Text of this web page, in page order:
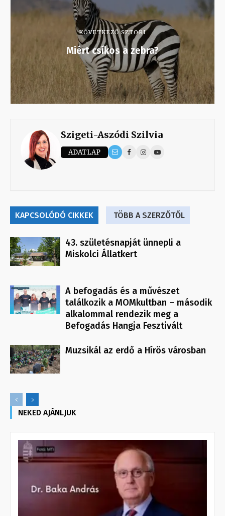
KÖVETKEZŐ SZTORI
Miért csíkos a zebra?
Szigeti-Aszódi Szilvia
ADATLAP
KAPCSOLÓDÓ CIKKEK TÖBB A SZERZŐTŐL
43. születésnapját ünnepli a
Miskolci Állatkert
A befogadás és a művészet
találkozik a MOMkultban – második
alkalommal rendezik meg a
Befogadás Hangja Fesztivált
Muzsikál az erdő a Hírös városban
NEKED AJÁNLJUK